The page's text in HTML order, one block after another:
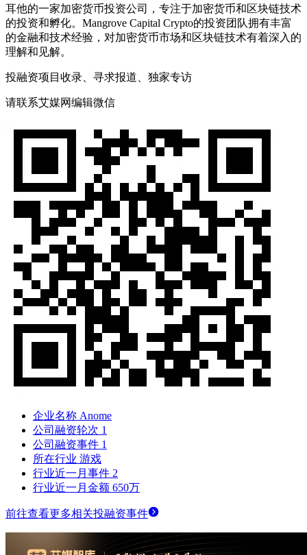
耳他的一家加密货币投资公司，专注于加密货币和区块链技术
的投资和孵化。Mangrove Capital Crypto的投资团队拥有丰富
的金融和技术经验，对加密货币市场和区块链技术有着深入的
理解和见解。
投融资项目收录、寻求报道、独家专访
请联系艾媒网编辑微信
企业名称 Anome
公司融资轮次 1
公司融资事件 1
所在行业 游戏
行业近一月事件 2
行业近一月金额 650万
前往查看更多相关投融资事件